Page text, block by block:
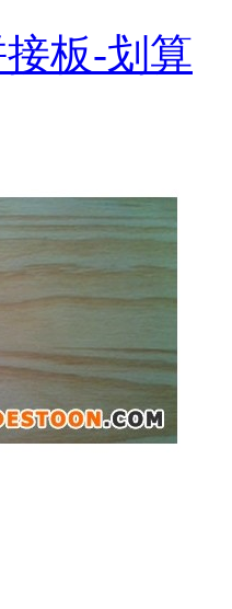
板-划算